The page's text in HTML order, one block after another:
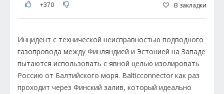
+370 В закладки
Инцидент с технической неисправностью подводного
газопровода между Финляндией и Эстонией на Западе
пытаются использовать с явной целью изолировать
Россию от Балтийского моря. Balticconnector как раз
проходит через Финский залив, который идеально